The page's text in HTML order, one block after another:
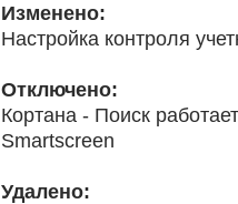
Изменено:
Настройка контроля
Отключено:
Кортана - Поиск работает
Smartscreen
Удалено: